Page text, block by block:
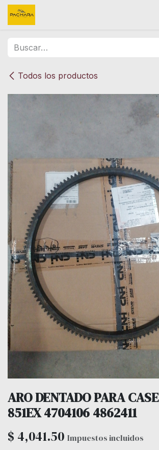
Ir al contenido
Todos los productos
ARO DENTADO PARA
851EX 4704106 4862411
$ 4,041.50 Impuestos incluidos